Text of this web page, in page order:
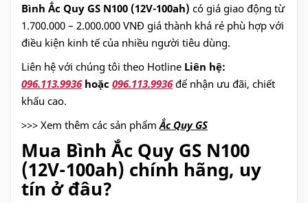
Bình Ắc Quy GS N100 (12V-100ah) có giá giao động từ
1.700.000 – 2.000.000 VNĐ giá thành khá rẻ phù hợp với
điều kiện kinh tế của nhiều người tiêu dùng.
Liên hệ với chúng tôi theo Hotline Liên hệ:
096.113.9936hoặc 096.113.9936để nhận ưu đãi, chiết
khấu cao.
>>> Xem thêm các sản phẩmẮc Quy GS
Mua Bình Ắc Quy GS N100
(12V-100ah) chính hãng, uy
tín ở đâu?